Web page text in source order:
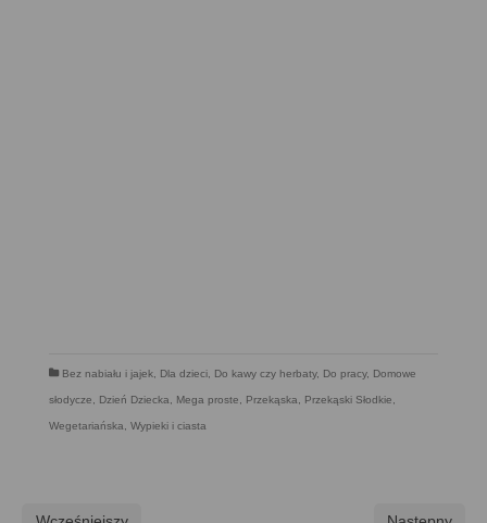
Bez nabiału i jajek, Dla dzieci, Do kawy czy herbaty, Do pracy, Domowe
słodycze, Dzień Dziecka, Mega proste, Przekąska, Przekąski Słodkie,
Wegetariańska, Wypieki i ciasta